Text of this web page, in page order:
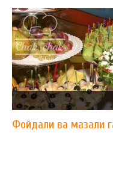
Фойдали ва мазали